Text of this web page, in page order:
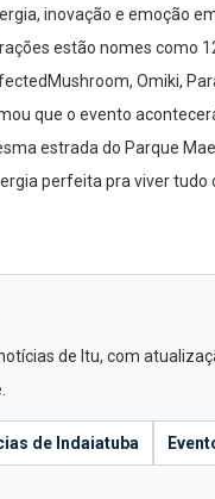
inovação e emoção
estão nomes como
Omiki,
que o evento
estrada do Parque
perfeita pra viver tudo
de Itu, com
de Indaiatuba